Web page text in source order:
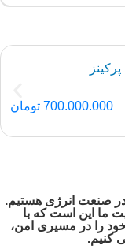
700.000.000 تومان
در صنعت انرژی هستیم.
ما این است که با
را در مسیری امن،
کنیم.